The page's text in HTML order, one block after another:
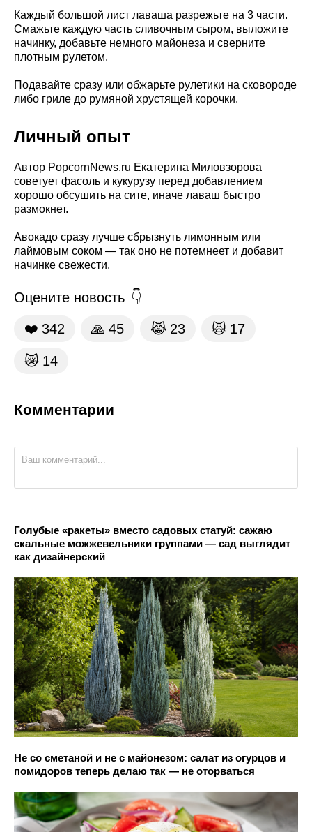
Каждый большой лист лаваша разрежьте на 3 части.
Смажьте каждую часть сливочным сыром, выложите
начинку, добавьте немного майонеза и сверните
плотным рулетом.
Подавайте сразу или обжарьте рулетики на сковороде
либо гриле до румяной хрустящей корочки.
Личный опыт
Автор PopcornNews.ru Екатерина Миловзорова
советует фасоль и кукурузу перед добавлением
хорошо обсушить на сите, иначе лаваш быстро
размокнет.
Авокадо сразу лучше сбрызнуть лимонным или
лаймовым соком — так оно не потемнеет и добавит
начинке свежести.
Оцените новость
❤️ 342 🙏 45 😹 23 🙀 17
😿 14
Комментарии
Голубые «ракеты» вместо садовых статуй: сажаю
скальные можжевельники группами — сад выглядит
как дизайнерский
Не со сметаной и не с майонезом: салат из огурцов и
помидоров теперь делаю так — не оторваться